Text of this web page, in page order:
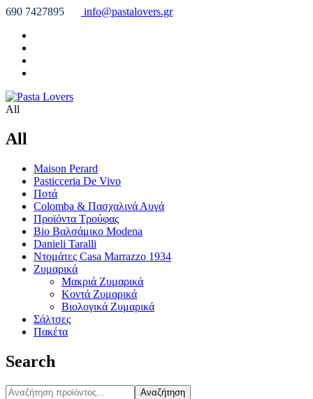
690 7427895 info@pastalovers.gr
All
All
Maison Perard
Pasticceria De Vivo
Ποτά
Colomba & Πασχαλινά Αυγά
Προϊόντα Τρούφας
Bio Βαλσάμικο Modena
Danieli Taralli
Ντομάτες Casa Marrazzo 1934
Ζυμαρικά
Μακριά Ζυμαρικά
Κοντά Ζυμαρικά
Βιολογικά Ζυμαρικά
Σάλτσες
Πακέτα
Search
Αναζήτηση